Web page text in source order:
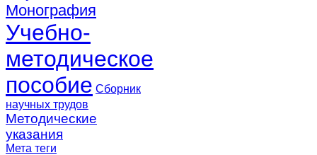
Монография
Учебно-
методическое
пособие Сборник
научных трудов
Методические
указания
Мета теги